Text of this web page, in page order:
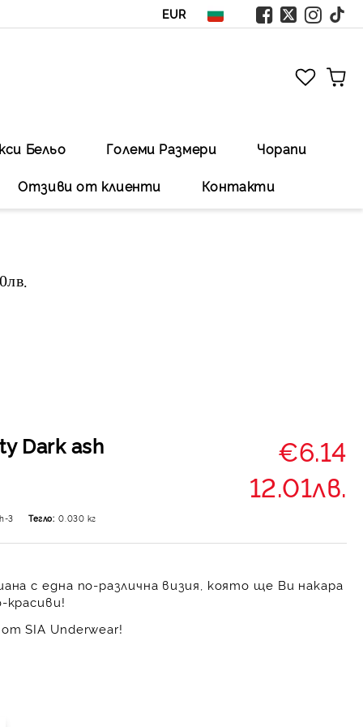
EUR
Бельо Големи Размери Чорапи
Отзиви от клиенти Контакти
.Безплатна доставка със
Dark ash
€6.14
12.01лв.
3 Тегло: 0.030 кг
с една по-различна визия, която ще Ви накара
SIA Underwear!